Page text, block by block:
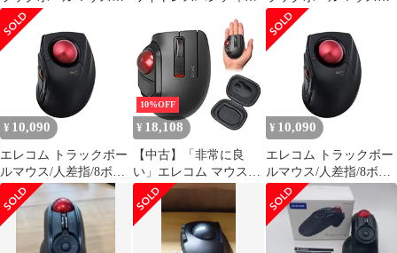
Bluetooth IST (アイエス
ティー) シリーズ 5ボタ
ン 親指操作 ベアリング
支持 Windows Mac
Chromebook ブラック 2
M-IT11BRABK
Bluetooth IST イスト シ
リーズ 5ボタン 親指操
作 ベアリング支持
Windows Mac
Chromebook ブラック 2
M-IT11BRABK
¥ 10,090
エレコム トラックボー
ルマウス/人差指/8ボタ
ン/有線/無線/Bluetooth/
ブラック
10%OFF
¥ 18,108
【中古】「非常に良
い」エレコム マウス
Bluetooth (iOS対応) ト
ラックボール Sサイズ
小型 親指 5ボタン 静音
ブラック M-
¥ 10,090
エレコム トラックボー
ルマウス/人差指/8ボタ
ン/有線/無線/Bluetooth/
ブラック